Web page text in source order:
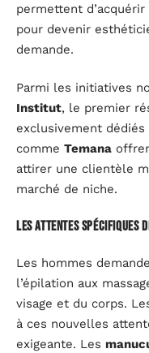
permettent
pour devenir
demande.
Parmi les initiatives
Institut, le premier
exclusivement dédiés
comme Temana
attirer une clientèle
marché de niche.
Les attentes spécifiques
Les hommes
l’épilation aux
visage et du corps.
à ces nouvelles
exigeante. Les